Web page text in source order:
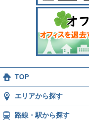
TOP
エリアから探す
路線・駅から探す